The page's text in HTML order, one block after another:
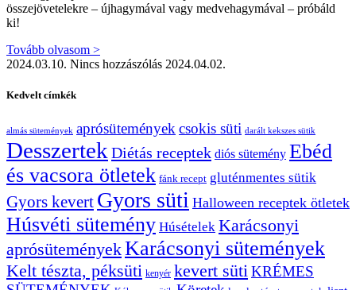
összejövetelekre – újhagymával vagy medvehagymával – próbáld
ki!
Tovább olvasom >
2024.03.10. Nincs hozzászólás 2024.04.02.
Kedvelt címkék
almás sütemények aprósütemények csokis süti darált kekszes sütik
Desszertek Diétás receptek diós sütemény Ebéd
és vacsora ötletek fánk recept gluténmentes sütik
Gyors kevert Gyors süti Halloween receptek ötletek
Húsvéti sütemény Húsételek Karácsonyi
aprósüteményekKarácsonyi sütemények
Kelt tészta, péksüti kenyér kevert süti KRÉMES